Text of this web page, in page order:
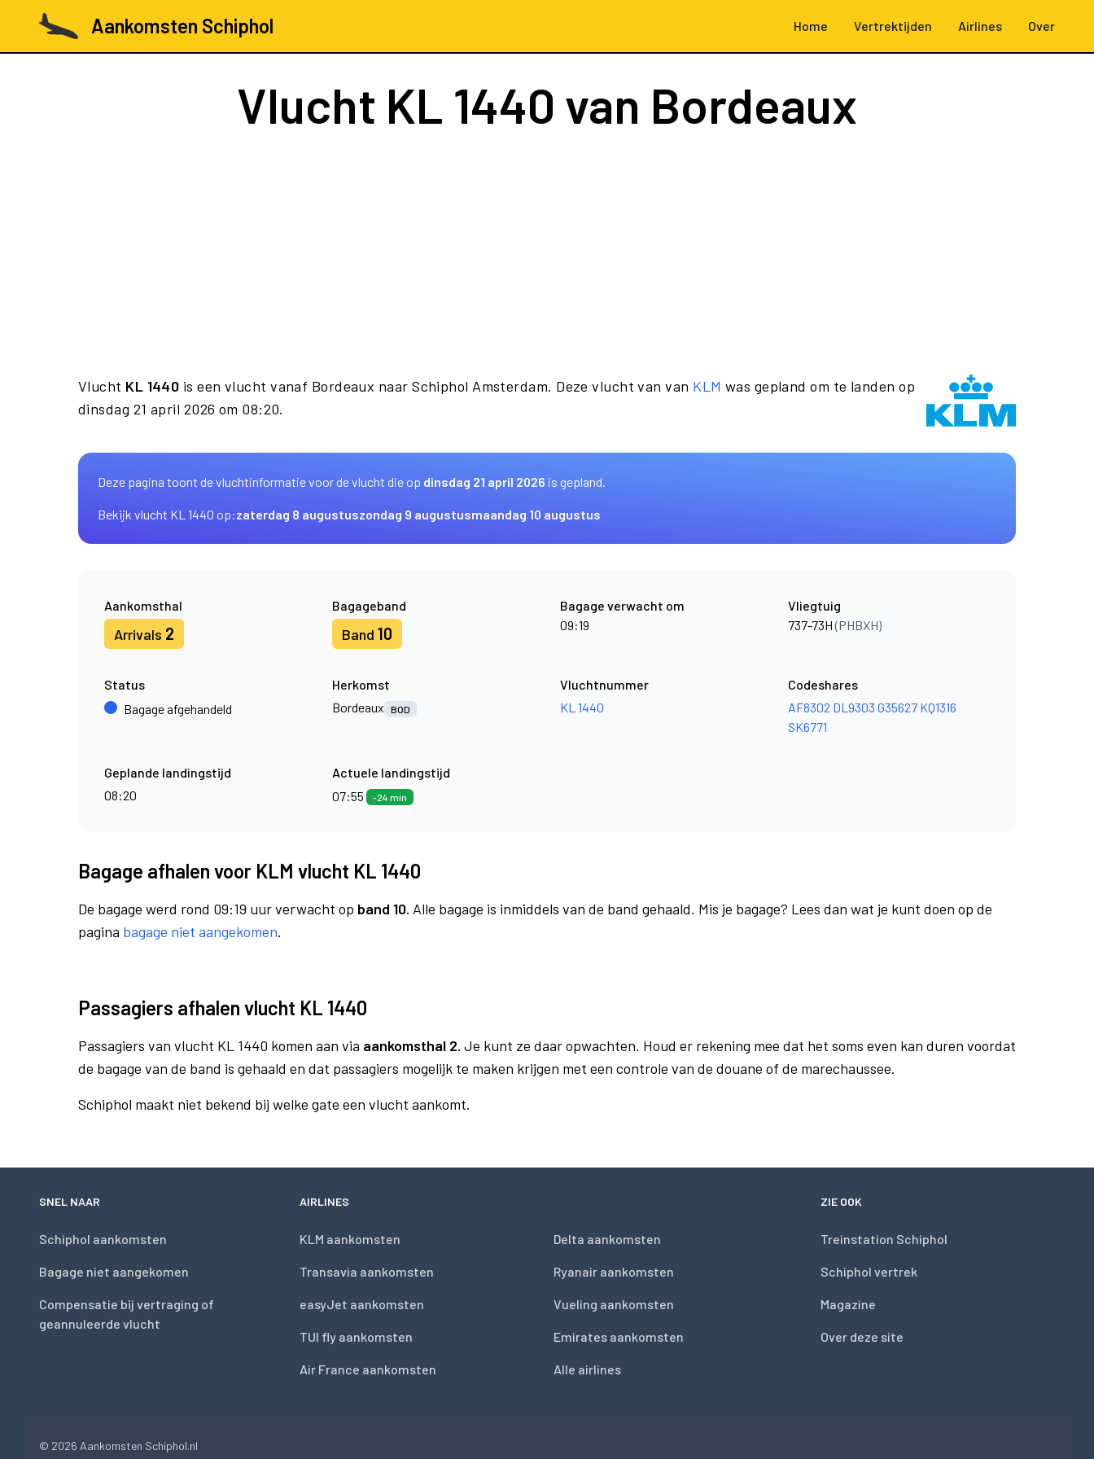
Aankomsten Schiphol Home Vertrektijden Airlines Over
Vlucht KL 1440 van Bordeaux
Vlucht KL 1440 is een vlucht vanaf Bordeaux naar Schiphol Amsterdam. Deze vlucht van van KLM was gepland om te landen op
dinsdag 21 april 2026 om 08:20.
Deze pagina toont de vluchtinformatie voor de vlucht die op dinsdag 21 april 2026 is gepland.
Bekijk vlucht KL 1440 op:zaterdag 8 augustuszondag 9 augustusmaandag 10 augustus
Aankomsthal
Arrivals 2
Bagageband
Band 10
Bagage verwacht om
09:19
Vliegtuig
737-73H(PHBXH)
Status
Bagage afgehandeld
Herkomst
Bordeaux
BOD
Vluchtnummer
KL 1440
Codeshares
AF8302 DL9303 G35627 KQ1316
SK6771
Geplande landingstijd
08:20
Actuele landingstijd
07:55
-24 min
Bagage afhalen voor KLM vlucht KL 1440
De bagage werd rond 09:19 uur verwacht op band 10. Alle bagage is inmiddels van de band gehaald. Mis je bagage? Lees dan wat je kunt doen op de
pagina bagage niet aangekomen.
Passagiers afhalen vlucht KL 1440
Passagiers van vlucht KL 1440 komen aan via aankomsthal 2. Je kunt ze daar opwachten. Houd er rekening mee dat het soms even kan duren voordat
de bagage van de band is gehaald en dat passagiers mogelijk te maken krijgen met een controle van de douane of de marechaussee.
Schiphol maakt niet bekend bij welke gate een vlucht aankomt.
SNEL NAAR
Schiphol aankomsten
Bagage niet aangekomen
Compensatie bij vertraging of
geannuleerde vlucht
AIRLINES
KLM aankomsten
Transavia aankomsten
easyJet aankomsten
TUI fly aankomsten
Air France aankomsten
Delta aankomsten
Ryanair aankomsten
Vueling aankomsten
Emirates aankomsten
Alle airlines
ZIE OOK
Treinstation Schiphol
Schiphol vertrek
Magazine
Over deze site
© 2026 Aankomsten Schiphol.nl